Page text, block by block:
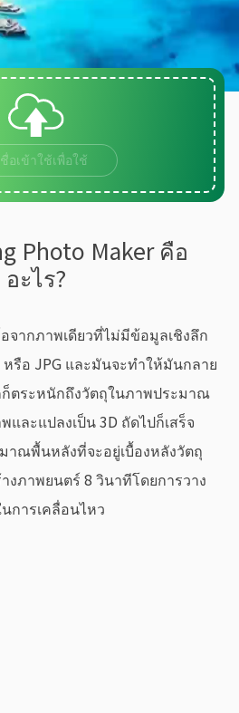
อเข้าใช้เพื่อใช้
Photo Maker คือ
อะไร?
จากภาพเดียวที่ไม่มีข้อมูลเชิงลึก
หรือ JPG และมันจะทำให้มันกลาย
ก็ตระหนักถึงวัตถุในภาพประมาณ
ละแปลงเป็น 3D ถัดไปก็เสร็จ
ณพื้นหลังที่จะอยู่เบื้องหลังวัตถุ
งภาพยนตร์ 8 วินาทีโดยการวาง
การเคลื่อนไหว